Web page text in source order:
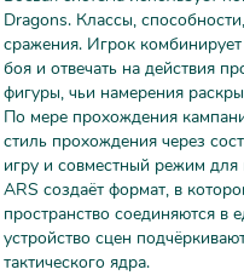
Dragons. Классы,
сражения. Игрок
боя и отвечать на действия
фигуры, чьи намерения
По мере прохождения
стиль прохождения через
игру и совместный режим для
ARS создаёт формат, в
пространство соединяются в
устройство сцен
тактического ядра.